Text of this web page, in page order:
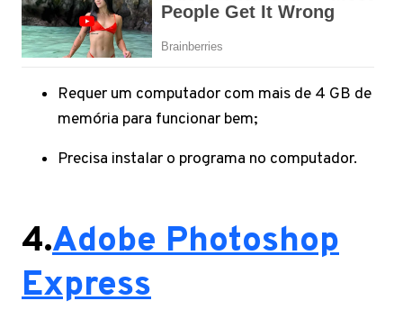
Requer um computador com mais de 4 GB de
memória para funcionar bem;
Precisa instalar o programa no computador.
4.Adobe Photoshop
Express